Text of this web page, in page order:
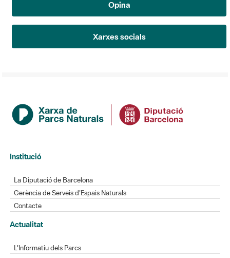
Opina
Xarxes socials
Institució
La Diputació de Barcelona
Gerència de Serveis d'Espais Naturals
Contacte
Actualitat
L'Informatiu dels Parcs